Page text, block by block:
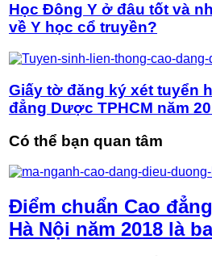
Học Đông Y ở đâu tốt và
về Y học cổ truyền?
Giấy tờ đăng ký xét tuyển
đẳng Dược TPHCM năm
Có thể bạn quan tâm
Điểm chuẩn Cao
Hà Nội năm 2018 là